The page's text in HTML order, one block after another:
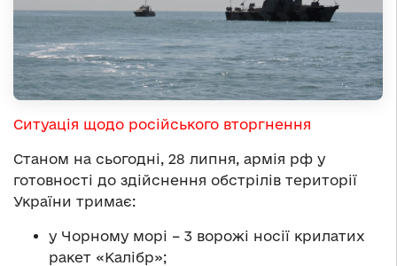
Ситуація щодо російського вторгнення
Станом на сьогодні, 28 липня, армія рф у
готовності до здійснення обстрілів території
України тримає:
у Чорному морі – 3 ворожі носії крилатих
ракет «Калібр»;